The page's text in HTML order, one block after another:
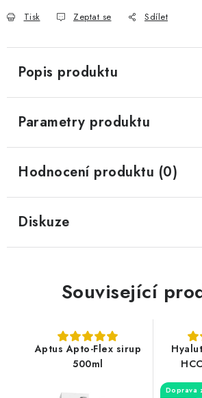
Tisk Zeptat se Sdílet
Popis produktu
Parametry produktu
Hodnocení produktu (0)
Diskuze
Související
Aptus Apto-Flex sirup
500ml
Doprava